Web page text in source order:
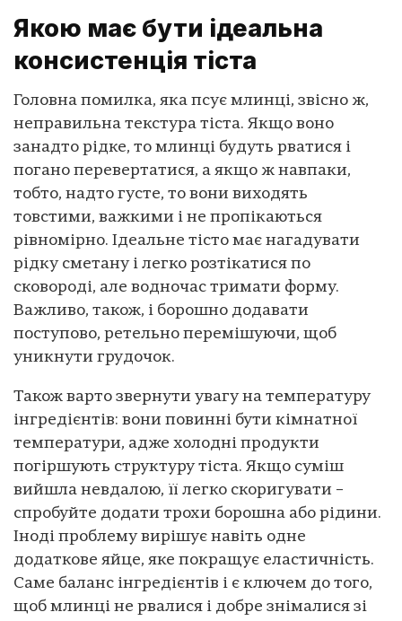
Якою має бути ідеальна
консистенція тіста
Головна помилка, яка псує млинці, звісно ж,
неправильна текстура тіста. Якщо воно
занадто рідке, то млинці будуть рватися і
погано перевертатися, а якщо ж навпаки,
тобто, надто густе, то вони виходять
товстими, важкими і не пропікаються
рівномірно. Ідеальне тісто має нагадувати
рідку сметану і легко розтікатися по
сковороді, але водночас тримати форму.
Важливо, також, і борошно додавати
поступово, ретельно перемішуючи, щоб
уникнути грудочок.
Також варто звернути увагу на температуру
інгредієнтів: вони повинні бути кімнатної
температури, адже холодні продукти
погіршують структуру тіста. Якщо суміш
вийшла невдалою, її легко скоригувати –
спробуйте додати трохи борошна або рідини.
Іноді проблему вирішує навіть одне
додаткове яйце, яке покращує еластичність.
Саме баланс інгредієнтів і є ключем до того,
щоб млинці не рвалися і добре знімалися зі